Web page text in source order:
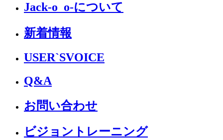
Jack-o_o-について
新着情報
USER`SVOICE
Q&A
お問い合わせ
ビジョントレーニング